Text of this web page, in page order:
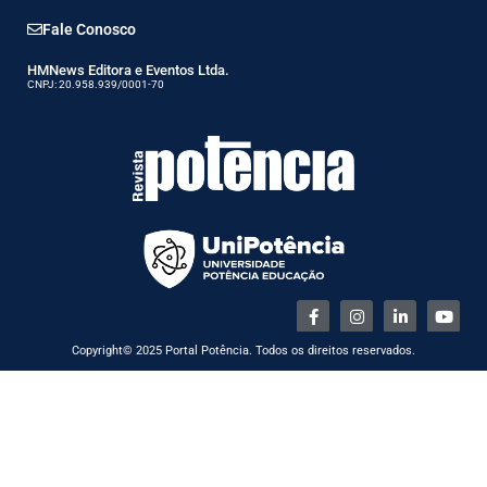
Fale Conosco
HMNews Editora e Eventos Ltda.
CNPJ: 20.958.939/0001-70
Copyright© 2025 Portal Potência. Todos os direitos reservados.